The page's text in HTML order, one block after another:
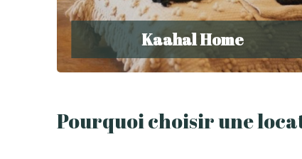
Kaahal Home
Pourquoi choisir une